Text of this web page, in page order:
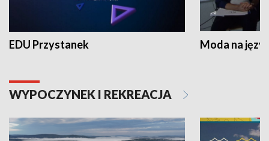
EDU Przystanek Moda na
WYPOCZYNEK I REKREACJA